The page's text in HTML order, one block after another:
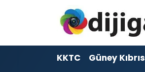
KKTC Güney Kıbrıs
ADVERTORIAL
Dijigazete
Hava Durumu
Trafik Durumu